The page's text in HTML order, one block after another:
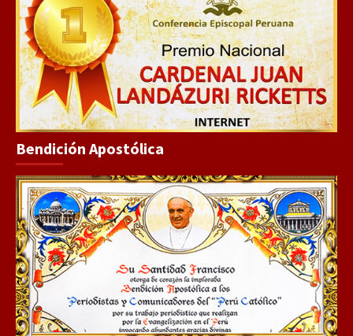
Bendición Apostólica